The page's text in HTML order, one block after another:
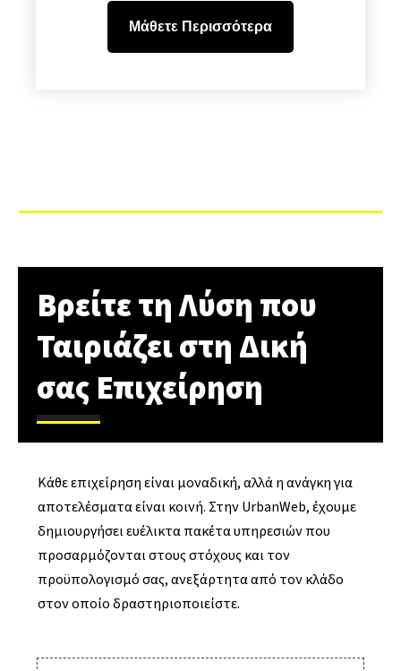
Μάθετε Περισσότερα
Βρείτε τη Λύση που
Ταιριάζει στη Δική
σας Επιχείρηση
Κάθε επιχείρηση είναι μοναδική, αλλά η ανάγκη για
αποτελέσματα είναι κοινή. Στην UrbanWeb, έχουμε
δημιουργήσει ευέλικτα πακέτα υπηρεσιών που
προσαρμόζονται στους στόχους και τον
προϋπολογισμό σας, ανεξάρτητα από τον κλάδο
στον οποίο δραστηριοποιείστε.